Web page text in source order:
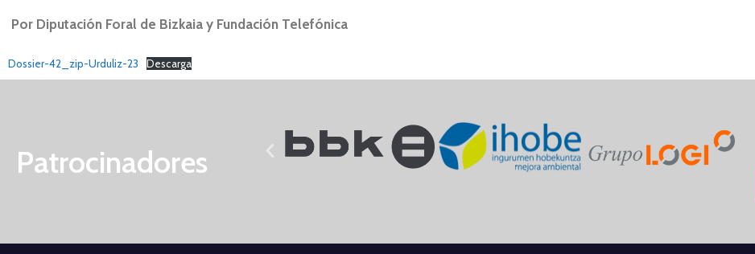
Por Diputación Foral de Bizkaia y Fundación Telefónica
Dossier-42_zip-Urduliz-23 Descarga
Patrocinadores